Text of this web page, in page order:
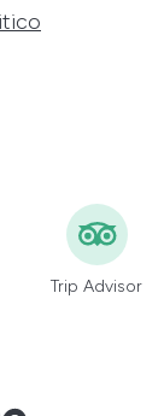
Trip Advisor